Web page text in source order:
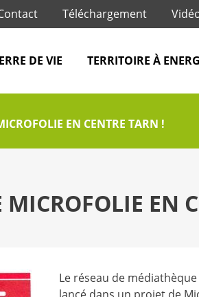
Jump to navigation
Téléchargement
DE VIE TERRITOIRE À
EN CENTRE TARN !
MICROFOLIE EN
Le réseau de